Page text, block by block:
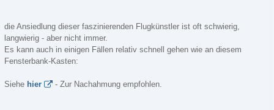
die Ansiedlung dieser faszinierenden Flugkünstler ist oft schwierig,
langwierig - aber nicht immer.
Es kann auch in einigen Fällen relativ schnell gehen wie an diesem
Fensterbank-Kasten:
Siehe hier - Zur Nachahmung empfohlen.